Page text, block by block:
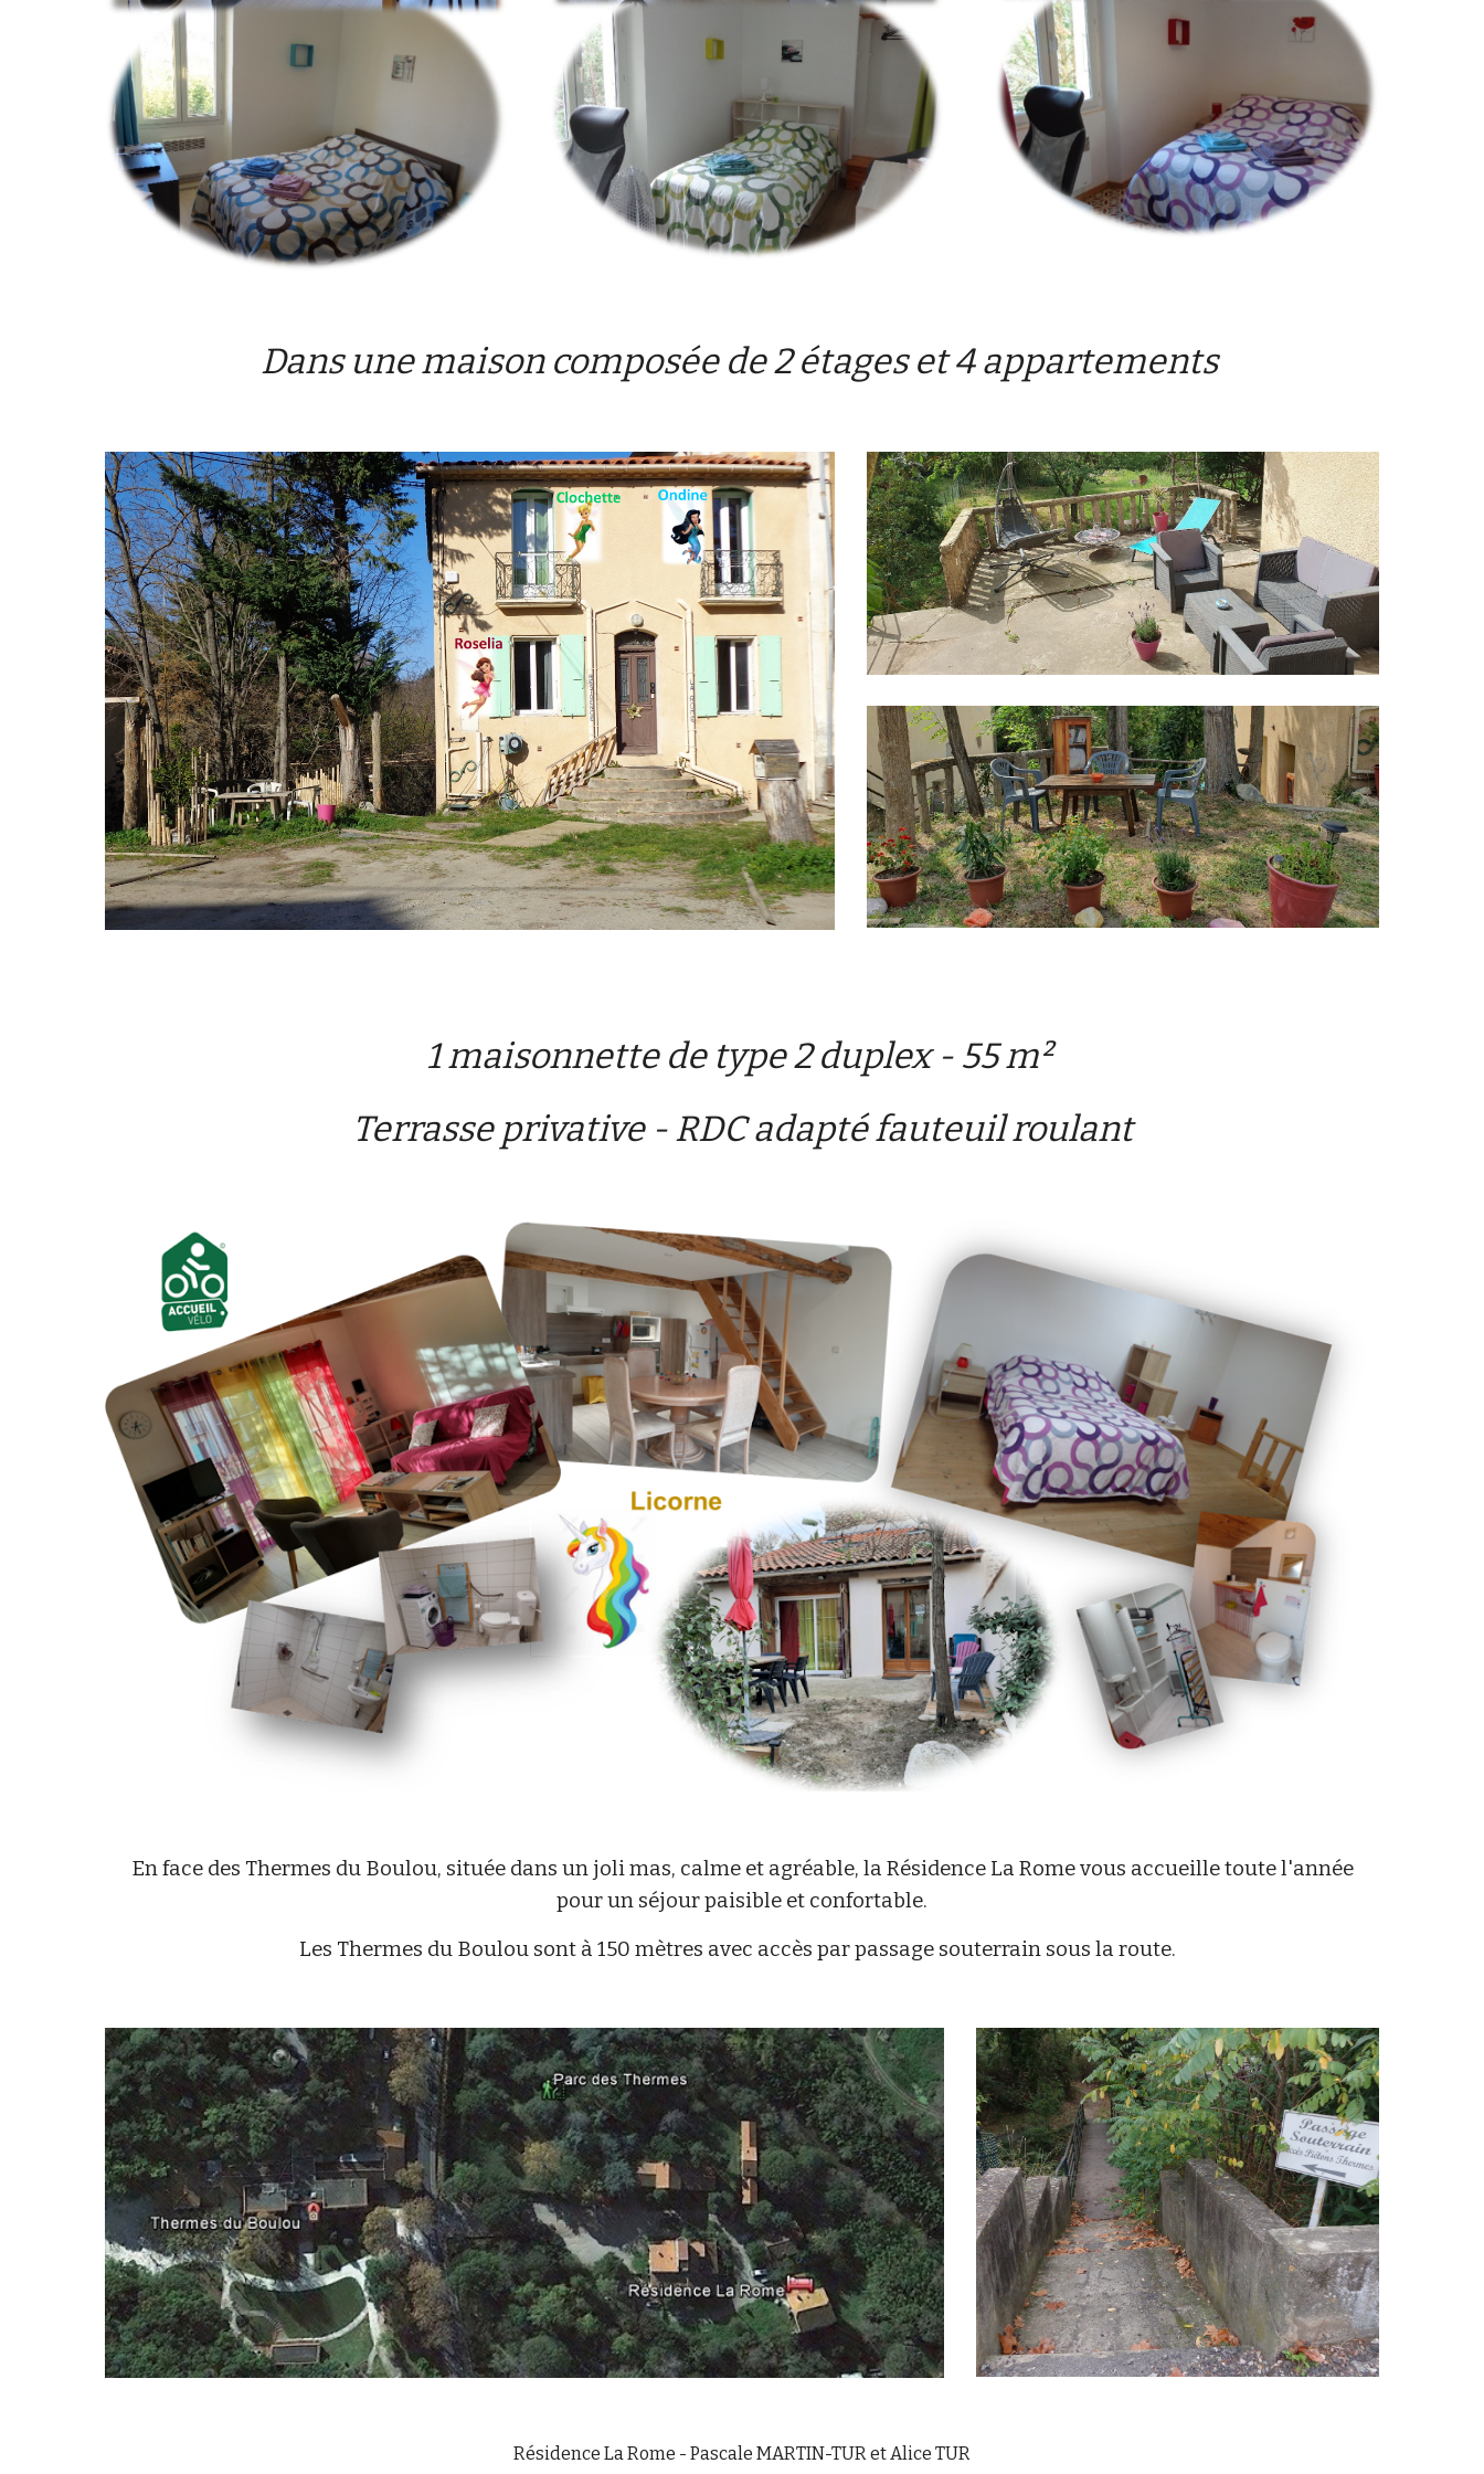
Dans une maison composée de 2 étages et 4 appartements
1 maisonnette de type 2 duplex - 55m²
Terrasse privative -RDC adapté fauteuil roulant
En face des Thermes du Boulou, située dans un joli mas, calme et agréable, la Résidence La Rome vous accueille toute l'année
pour un séjour paisible et confortable.
Les Thermes du Boulou sont à 150 mètres avec accès par passage souterrain sous la route.
Résidence La Rome - Pascale MARTIN-TUR et Alice TUR